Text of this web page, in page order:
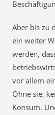
Aber bis zu
ein weiter
werden,
vor allem
Ohne sie,
Konsum.